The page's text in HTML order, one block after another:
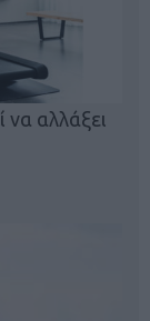
αλλάξει